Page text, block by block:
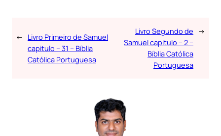
← Livro Primeiro de Samuel
capitulo – 31 – Bíblia
Católica Portuguesa
Livro Segundo de
Samuel capitulo – 2 –
Bíblia Católica
Portuguesa
→